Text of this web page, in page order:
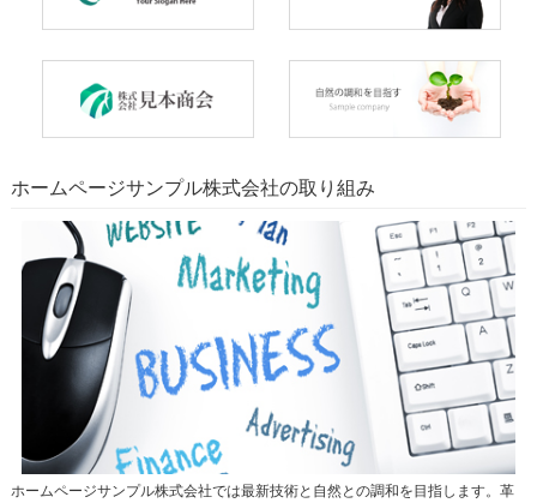
ホームページサンプル株式会社の取り組み
ホームページサンプル株式会社では最新技術と自然との調和を目指します。革